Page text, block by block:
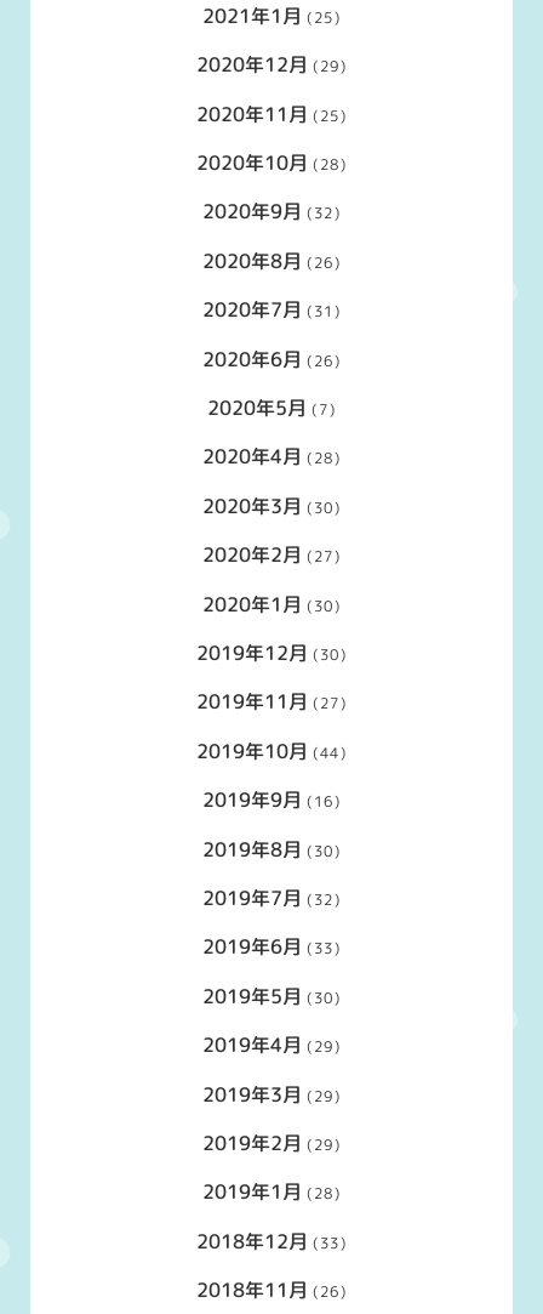
2021年1月 (25)
2020年12月 (29)
2020年11月 (25)
2020年10月 (28)
2020年9月 (32)
2020年8月 (26)
2020年7月 (31)
2020年6月 (26)
2020年5月 (7)
2020年4月 (28)
2020年3月 (30)
2020年2月 (27)
2020年1月 (30)
2019年12月 (30)
2019年11月 (27)
2019年10月 (44)
2019年9月 (16)
2019年8月 (30)
2019年7月 (32)
2019年6月 (33)
2019年5月 (30)
2019年4月 (29)
2019年3月 (29)
2019年2月 (29)
2019年1月 (28)
2018年12月 (33)
2018年11月 (26)